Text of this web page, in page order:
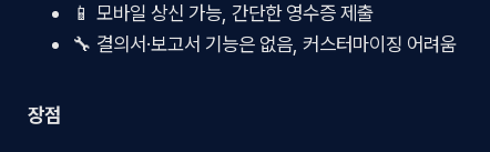
📱 모바일 상신 가능, 간단한 영수증 제출
🔧 결의서·보고서 기능은 없음, 커스터마이징 어려움
장점